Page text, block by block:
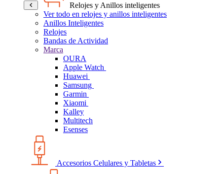
Relojes y Anillos inteligentes
Ver todo en relojes y anillos inteligentes
Anillos Inteligentes
Relojes
Bandas de Actividad
Marca
OURA
Apple Watch
Huawei
Samsung
Garmin
Xiaomi
Kalley
Multitech
Esenses
Accesorios Celulares y Tabletas